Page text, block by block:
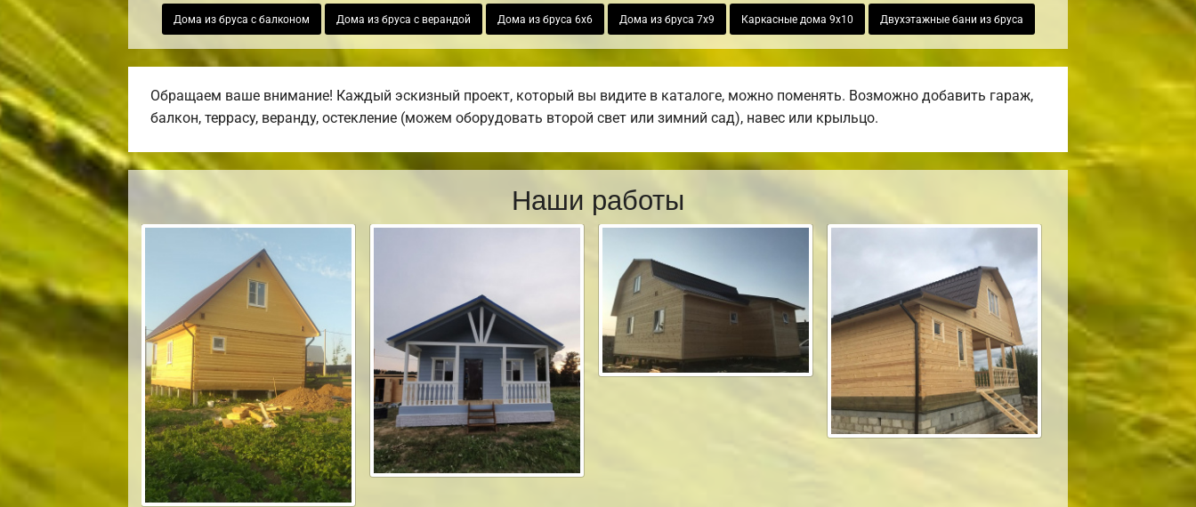
Дома из бруса с балконом Дома из бруса с верандой Дома из бруса 6х6 Дома из бруса 7х9 Каркасные дома 9х10 Двухэтажные бани из бруса
Обращаем ваше внимание! Каждый эскизный проект, который вы видите в каталоге, можно поменять. Возможно добавить гараж,
балкон, террасу, веранду, остекление (можем оборудовать второй свет или зимний сад), навес или крыльцо.
Наши работы